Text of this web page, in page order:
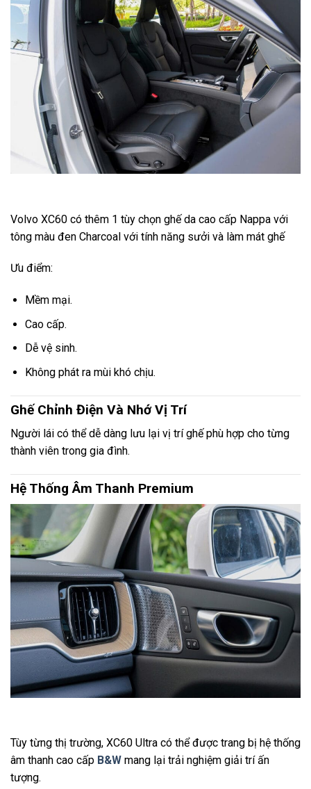
Volvo XC60 có thêm 1 tùy chọn ghế da cao cấp Nappa với
tông màu đen Charcoal với tính năng sưởi và làm mát ghế
Ưu điểm:
Mềm mại.
Cao cấp.
Dễ vệ sinh.
Không phát ra mùi khó chịu.
Ghế Chỉnh Điện Và Nhớ Vị Trí
Người lái có thể dễ dàng lưu lại vị trí ghế phù hợp cho từng
thành viên trong gia đình.
Hệ Thống Âm Thanh Premium
Tùy từng thị trường, XC60 Ultra có thể được trang bị hệ thống
âm thanh cao cấp B&W mang lại trải nghiệm giải trí ấn
tượng.